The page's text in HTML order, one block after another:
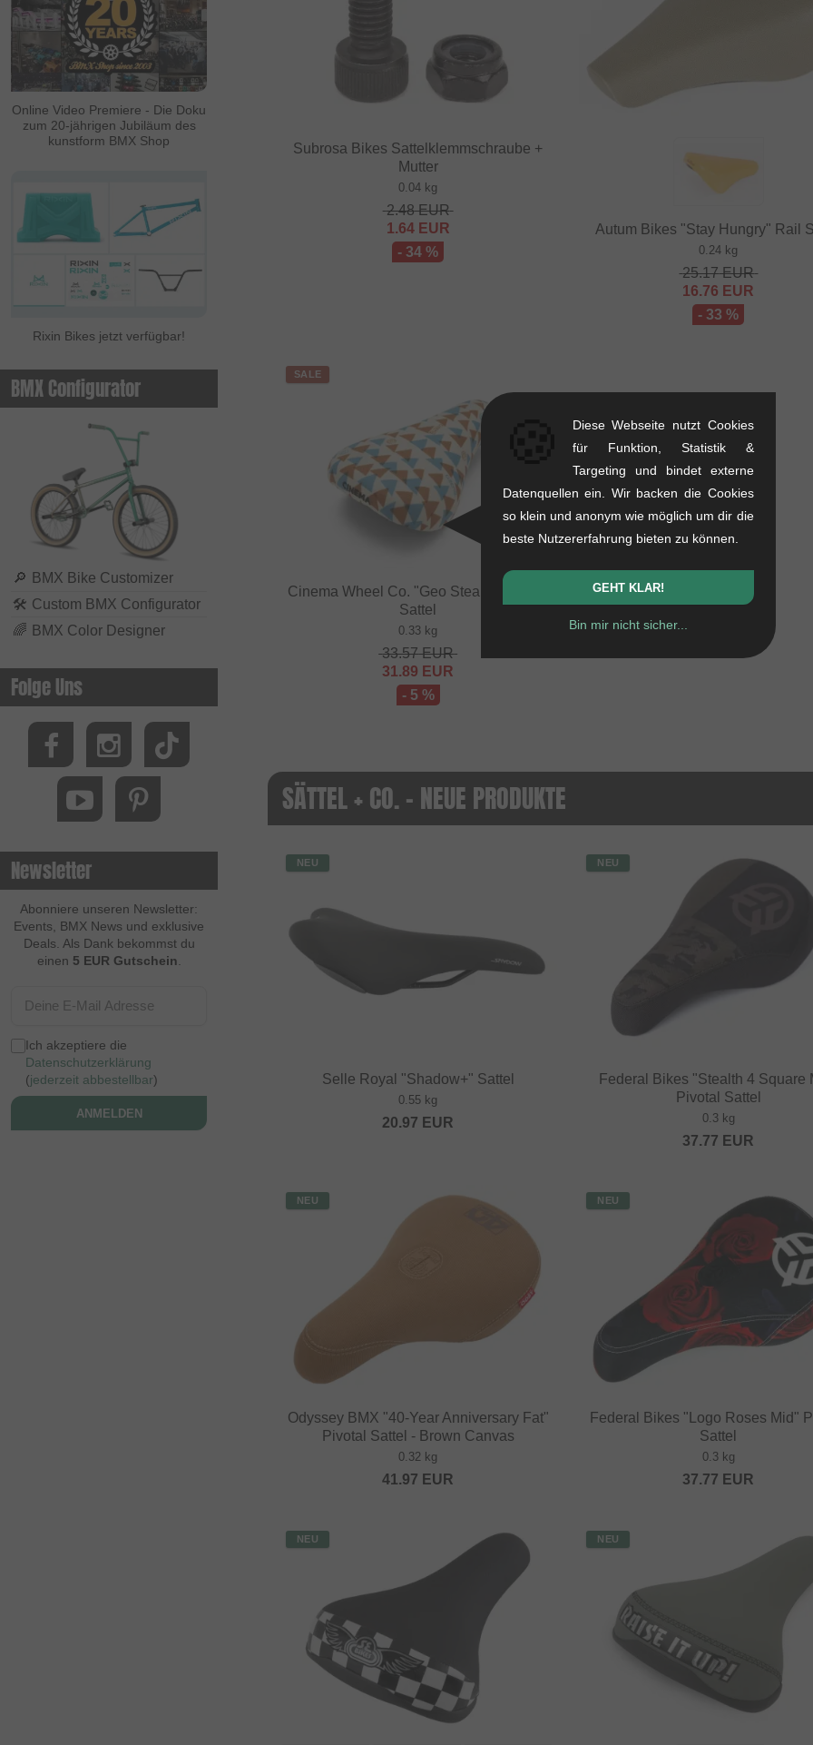
Online Video Premiere - Die Doku
zum 20-jährigen Jubiläum des
kunstform BMX Shop
Rixin Bikes jetzt verfügbar!
BMX Configurator
🔎 BMX Bike Customizer
🛠 Custom BMX Configurator
🌈 BMX Color Designer
Folge Uns
Newsletter
Abonniere unseren Newsletter:
Events, BMX News und exklusive
Deals. Als Dank bekommst du
einen 5 EUR Gutschein
Ich akzeptiere die
Datenschutzerklärung
(jederzeit abbestellbar)
ANMELDEN
Subrosa Bikes Sattelklemmschraube +
Mutter
0.04 kg
2.48EUR
1.64EUR
- 34 %
Autum Bikes "Stay Hungry" Rail
0.24 kg
25.17EUR
16.76 EUR
- 33 %
SALE
Cinema Wheel Co. "Geo Stealth" Pivotal
Sattel
0.33 kg
33.57EUR
31.89 EUR
- 5 %
SÄTTEL + CO. - NEUE PRODUKTE
NEU
Selle Royal "Shadow+" Sattel
0.55 kg
20.97 EUR
NEU
Federal Bikes "Stealth 4 Square
Pivotal Sattel
0.3 kg
37.77 EUR
NEU
Odyssey BMX "40-Year Anniversary Fat"
Pivotal Sattel - Brown Canvas
0.32 kg
41.97 EUR
NEU
Federal Bikes "Logo Roses Mid"
Sattel
0.3 kg
37.77 EUR
NEU NEU
Diese Webseite nutzt Cookies
für Funktion, Statistik &
Targeting und bindet externe
Datenquellen ein. Wir backen die Cookies
so klein und anonym wie möglich um dir die
beste Nutzererfahrung bieten zu können.
GEHT KLAR!
Bin mir nicht sicher...